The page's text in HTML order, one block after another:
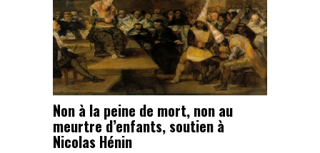
Non à la peine de mort, non au
meurtre d’enfants, soutien à
Nicolas Hénin